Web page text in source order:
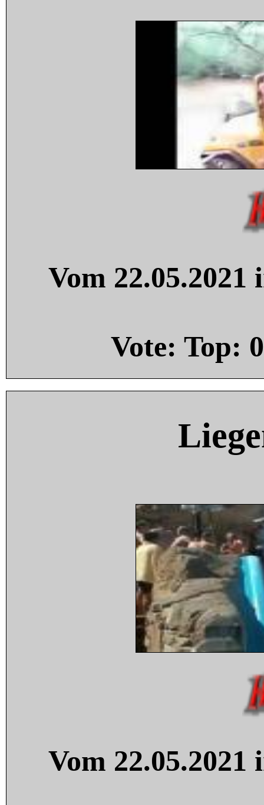
Vom
Vote: Top: 0
Vom